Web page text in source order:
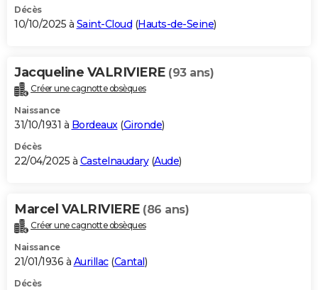
BONS PLANS
Carte de Noël
Carte Bonne année
Carte Saint-Valentin
Carte Pâques
Carte d'anniversaire
DICTIONNAIRE
Dictionnaire
Biographies
Citations
Expressions
Proverbes
PROGRAMME TV
S'inscrire
Se connecter
Lycées
Collèges
Primaires
Universités
Entreprises
Service militaire
Avis de recherche
AVIS DE DÉCÈS
Bricolage
Lifestyle
Culture
Sport
Auto
Television
Voyage
Cinema
Décès
10/10/2025 à Saint-Cloud (Hauts-de-Seine)
Jacqueline VALRIVIERE (93 ans)
Créer une cagnotte obsèques
Naissance
31/10/1931 à Bordeaux(Gironde)
Décès
22/04/2025 à Castelnaudary(Aude)
Marcel VALRIVIERE (86 ans)
Créer une cagnotte obsèques
Naissance
21/01/1936 à Aurillac(Cantal)
Décès